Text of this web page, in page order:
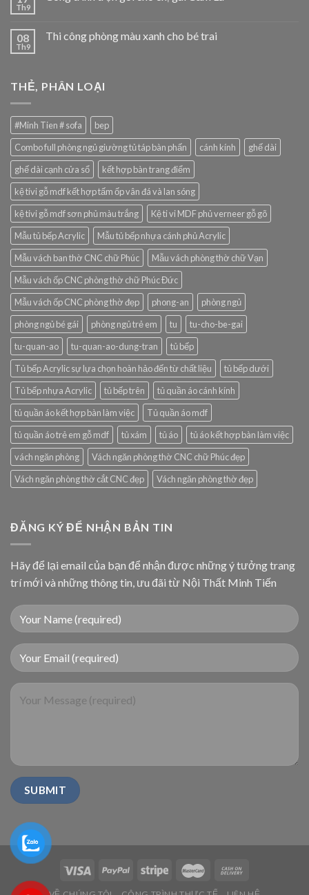
Th9
08
Th9
Thi công phòng màu xanh cho bé trai
THẺ, PHÂN LOẠI
#Minh Tien # sofa
bep
Combo full phòng ngủ giường tủ táp bàn phấn
cánh kính
ghế dài
ghế dài cạnh cửa sổ
kết hợp bàn trang điểm
kệ tivi gỗ mdf kết hợp tấm ốp vân đá và lan sóng
kệ tivi gỗ mdf sơn phủ màu trắng
Kệ ti vi MDF phủ verneer gỗ gõ
Mẫu tủ bếp Acrylic
Mẫu tủ bếp nhựa cánh phủ Acrylic
Mẫu vách ban thờ CNC chữ Phúc
Mẫu vách phòng thờ chữ Vạn
Mẫu vách ốp CNC phòng thờ chữ Phúc Đức
Mẫu vách ốp CNC phòng thờ đẹp
phong-an
phòng ngủ
phòng ngủ bé gái
phòng ngủ trẻ em tu
tu-cho-be-gai
tu-quan-ao
tu-quan-ao-dung-tran
tủ bếp
Tủ bếp Acrylic sự lựa chọn hoàn hảo đến từ chất liệu
tủ bếp dưới
Tủ bếp nhựa Acrylic
tủ bếp trên
tủ quần áo cánh kính
tủ quần áo kết hợp bàn làm việc
Tủ quần áo mdf
tủ quần áo trẻ em gỗ mdf
tủ xám tủ áo
tủ áo kết hợp bàn làm việc
vách ngăn phòng
Vách ngăn phòng thờ CNC chữ Phúc đẹp
Vách ngăn phòng thờ cắt CNC đẹp
Vách ngăn phòng thờ đẹp
ĐĂNG KÝ ĐỂ NHẬN BẢN TIN
Hãy để lại email của bạn để nhận được những ý tưởng trang
trí mới và những thông tin, ưu đãi từ Nội Thất Minh Tiến